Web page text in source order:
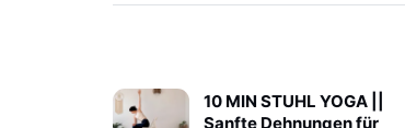
10 MIN STUHL YOGA ||
Sanfte Dehnungen für